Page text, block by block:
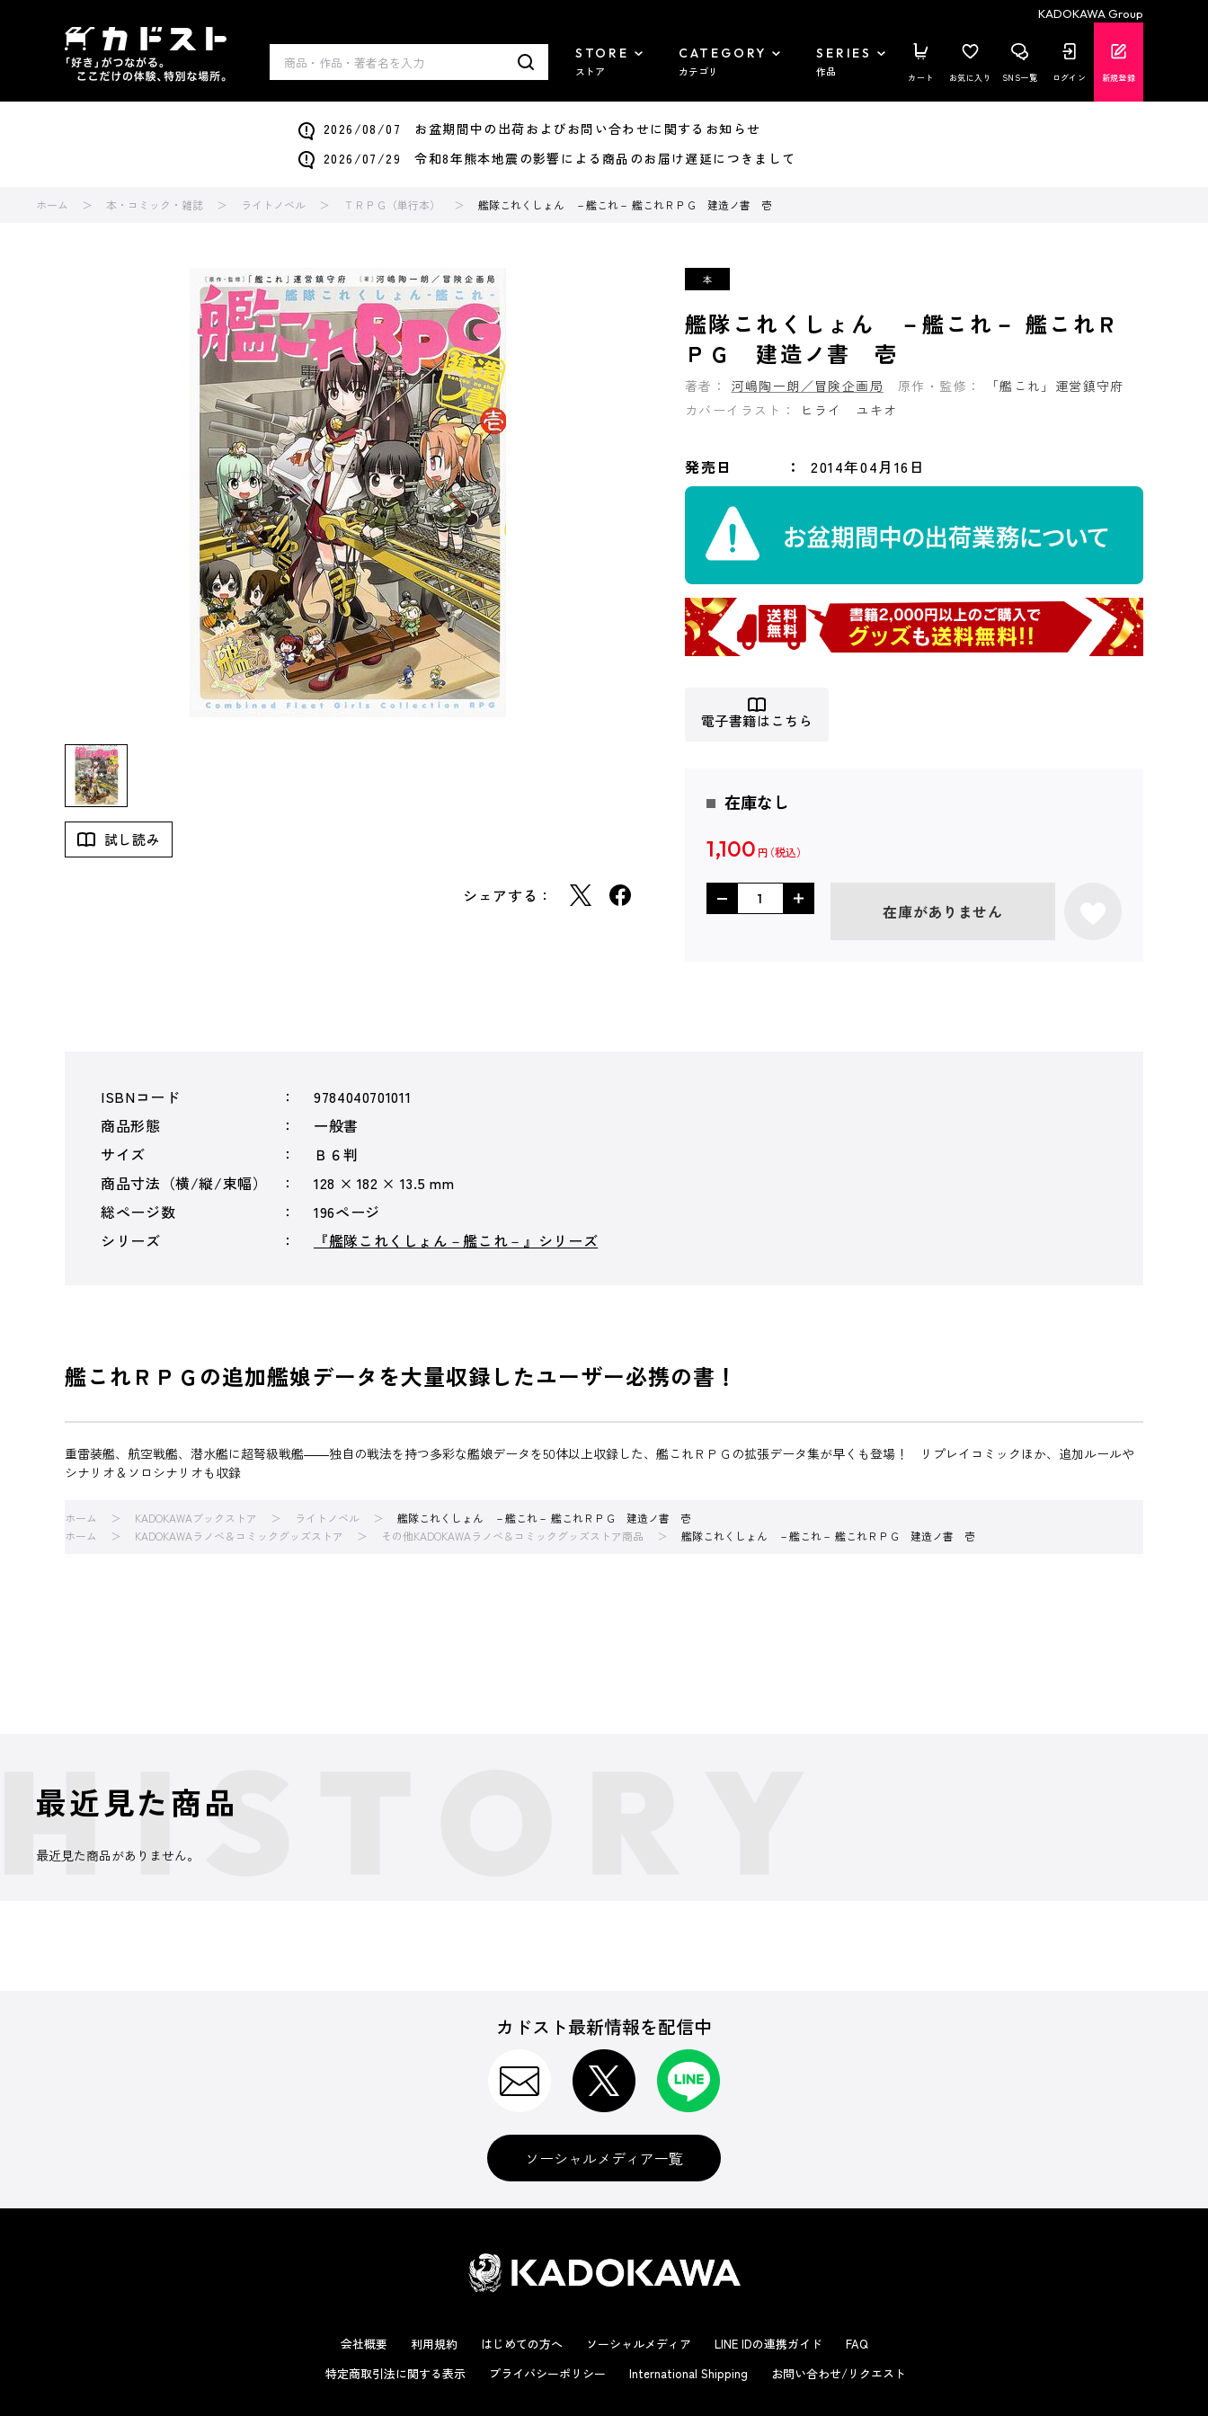
KADOKAWA Group
STORE
ストア
CATEGORY
カテゴリ
SERIES
作品 カート お気に入り SNS一覧 ログイン 新規登録
2026/08/07 お盆期間中の出荷およびお問い合わせに関するお知らせ
2026/07/29 令和8年熊本地震の影響による商品のお届け遅延につきまして
ホーム 本・コミック・雑誌 ライトノベル ＴＲＰＧ（単行本） 艦隊これくしょん －艦これ－ 艦これＲＰＧ 建造ノ書 壱
試し読み
シェアする：
艦隊これくしょん －艦これ－ 艦これＲ
ＰＧ 建造ノ書 壱
著者： 河嶋陶一朗／冒険企画局 原作・監修：
「艦これ」運営鎮守府
カバーイラスト：
ヒライ ユキオ
発売日 2014年04月16日
電子書籍はこちら
在庫なし
1,100 円
在庫がありません
ISBNコード
9784040701011
商品形態
一般書
サイズ
Ｂ６判
商品寸法（横/縦/束幅）
128 × 182 × 13.5 mm
総ページ数
196ページ
シリーズ
『艦隊これくしょん－艦これ－』シリーズ
艦これＲＰＧの追加艦娘データを大量収録したユーザー必携の書！
重雷装艦、航空戦艦、潜水艦に超弩級戦艦――独自の戦法を持つ多彩な艦娘データを50体以上収録した、艦これＲＰＧの拡張データ集が早くも登場！ リプレイコミックほか、追加ルールや
シナリオ＆ソロシナリオも収録
ホーム KADOKAWAブックストア ライトノベル
艦隊これくしょん －艦これ－ 艦これＲＰＧ 建造ノ書 壱
ホーム
KADOKAWAラノベ＆コミックグッズストア その他KADOKAWAラノベ＆コミックグッズストア商品 艦隊これくしょん －艦これ－ 艦これＲＰＧ 建造ノ書 壱
最近見た商品
最近見た商品がありません。
カドスト最新情報を配信中
ソーシャルメディア一覧
会社概要 利用規約 はじめての方へ ソーシャルメディア LINE IDの連携ガイド
FAQ
特定商取引法に関する表示
プライバシーポリシー International Shipping お問い合わせ/リクエスト